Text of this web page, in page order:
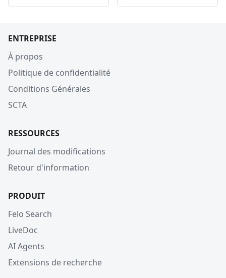
ENTREPRISE
À propos
Politique de confidentialité
Conditions Générales
SCTA
RESSOURCES
Journal des modifications
Retour d'information
PRODUIT
Felo Search
LiveDoc
AI Agents
Extensions de recherche